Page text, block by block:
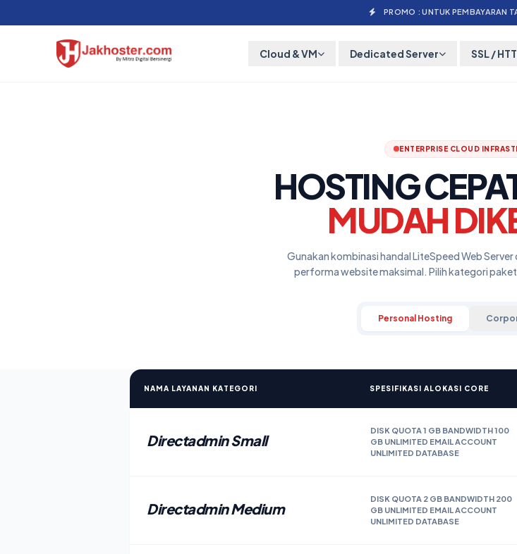
PROMO : UNTUK PEMBAYARAN
Cloud & VM Dedicated Server SSL /
ENTERPRISE CLOUD
HOSTING
MUDAH
Gunakan kombinasi handal LiteSpeed Web
performa website maksimal. Pilih kategori paket
Personal Hosting
NAMA LAYANAN KATEGORI SPESIFIKASI ALOKASI CORE
Directadmin Small
DISK QUOTA 1 GB BANDWIDTH 100
GB UNLIMITED EMAIL ACCOUNT
UNLIMITED DATABASE
Directadmin Medium
DISK QUOTA 2 GB BANDWIDTH 200
GB UNLIMITED EMAIL ACCOUNT
UNLIMITED DATABASE